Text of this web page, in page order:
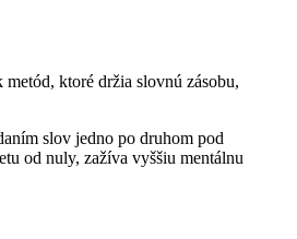
ktoré držia slovnú zásobu,
slov jedno po druhom pod
od nuly, zažíva vyššiu mentálnu